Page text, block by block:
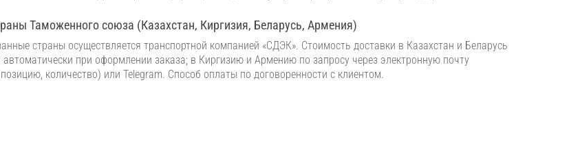
Таможенного союза (Казахстан, Киргизия, Беларусь, Армения)
страны осуществляется транспортной компанией «СДЭК». Стоимость доставки в Казахстан и Беларусь
автоматически при оформлении заказа; в Киргизию и Армению по запросу через электронную почту
количество) или Telegram. Способ оплаты по договоренности с клиентом.